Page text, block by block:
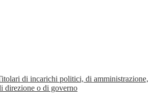
di incarichi politici, di amministrazione,
direzione o di governo